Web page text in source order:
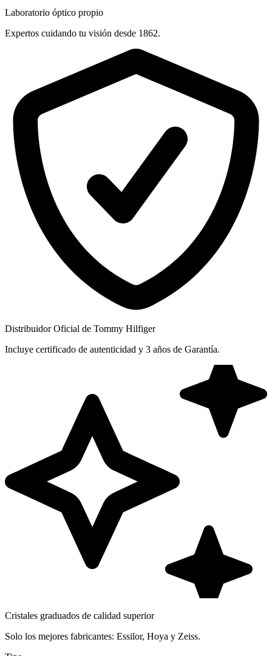
Laboratorio óptico propio
Expertos cuidando tu visión desde 1862.
Distribuidor Oficial de Tommy Hilfiger
Incluye certificado de autenticidad y 3 años de Garantía.
Cristales graduados de calidad superior
Solo los mejores fabricantes: Essilor, Hoya y Zeiss.